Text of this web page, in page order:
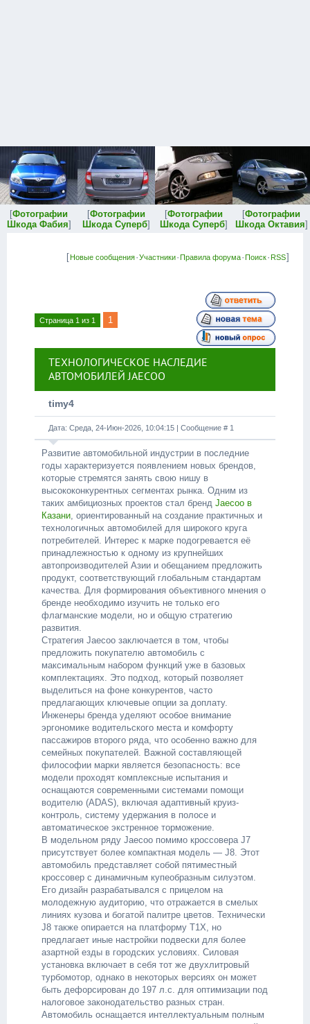
[Фотографии
Шкода Фабия]
[Фотографии
Шкода Суперб]
[Фотографии
Шкода Суперб]
[Фотографии
Шкода Октавия]
[Новые сообщения·Участники·Правила форума·Поиск·RSS]
Страница 1 из 1 1
ТЕХНОЛОГИЧЕСКОЕ НАСЛЕДИЕ
АВТОМОБИЛЕЙ JAECOO
timy4
Дата: Среда, 24-Июн-2026, 10:04:15 | Сообщение # 1
Развитие автомобильной индустрии в последние
годы характеризуется появлением новых брендов,
которые стремятся занять свою нишу в
высококонкурентных сегментах рынка. Одним из
таких амбициозных проектов стал бренд Jaecoo в
Казани, ориентированный на создание практичных и
технологичных автомобилей для широкого круга
потребителей. Интерес к марке подогревается её
принадлежностью к одному из крупнейших
автопроизводителей Азии и обещанием предложить
продукт, соответствующий глобальным стандартам
качества. Для формирования объективного мнения о
бренде необходимо изучить не только его
флагманские модели, но и общую стратегию
развития.
Стратегия Jaecoo заключается в том, чтобы
предложить покупателю автомобиль с
максимальным набором функций уже в базовых
комплектациях. Это подход, который позволяет
выделиться на фоне конкурентов, часто
предлагающих ключевые опции за доплату.
Инженеры бренда уделяют особое внимание
эргономике водительского места и комфорту
пассажиров второго ряда, что особенно важно для
семейных покупателей. Важной составляющей
философии марки является безопасность: все
модели проходят комплексные испытания и
оснащаются современными системами помощи
водителю (ADAS), включая адаптивный круиз-
контроль, систему удержания в полосе и
автоматическое экстренное торможение.
В модельном ряду Jaecoo помимо кроссовера J7
присутствует более компактная модель — J8. Этот
автомобиль представляет собой пятиместный
кроссовер с динамичным купеобразным силуэтом.
Его дизайн разрабатывался с прицелом на
молодежную аудиторию, что отражается в смелых
линиях кузова и богатой палитре цветов. Технически
J8 также опирается на платформу T1X, но
предлагает иные настройки подвески для более
азартной езды в городских условиях. Силовая
установка включает в себя тот же двухлитровый
турбомотор, однако в некоторых версиях он может
быть дефорсирован до 197 л.с. для оптимизации под
налоговое законодательство разных стран.
Автомобиль оснащается интеллектуальным полным